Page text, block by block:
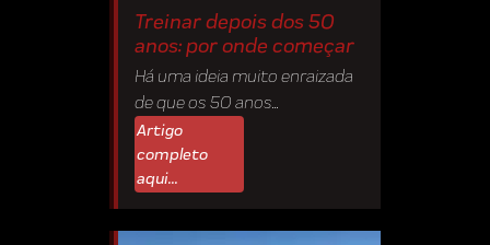
Treinar depois dos 50
anos: por onde começar
Há uma ideia muito enraizada
de que os 50 anos...
Artigo
completo
aqui...